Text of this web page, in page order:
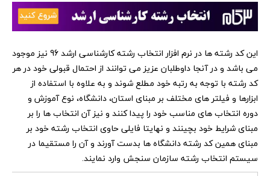
‏این کد رشته ها در نرم افزار انتخاب رشته کارشناسی ارشد 96 نیز موجود
می باشد و در آنجا داوطلبان عزیز می توانند از احتمال قبولی خود در هر
کد رشته با توجه به رتبه خود مطلع شوند و به علاوه با استفاده از
ابزارها و فیلتر های مختلف بر مبنای استان، دانشگاه، نوع آموزش و
دوره انتخاب های مناسب خود را پیدا کنند و نیز آن انتخاب ها را بر
مبنای شرایط خود بچینند و نهایتا فایلی حاوی انتخاب رشته خود بر
مبنای همین کد رشته دانشگاه ها بدست آورند و آن را مستقیما در
سیستم انتخاب رشته سازمان سنجش وارد نمایند.